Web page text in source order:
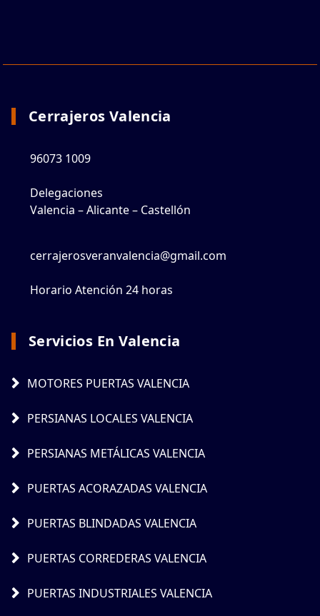
Cerrajeros Valencia
96073 1009
Delegaciones
Valencia – Alicante – Castellón
cerrajerosveranvalencia@gmail.com
Horario Atención 24 horas
Servicios En Valencia
MOTORES PUERTAS VALENCIA
PERSIANAS LOCALES VALENCIA
PERSIANAS METÁLICAS VALENCIA
PUERTAS ACORAZADAS VALENCIA
PUERTAS BLINDADAS VALENCIA
PUERTAS CORREDERAS VALENCIA
PUERTAS INDUSTRIALES VALENCIA